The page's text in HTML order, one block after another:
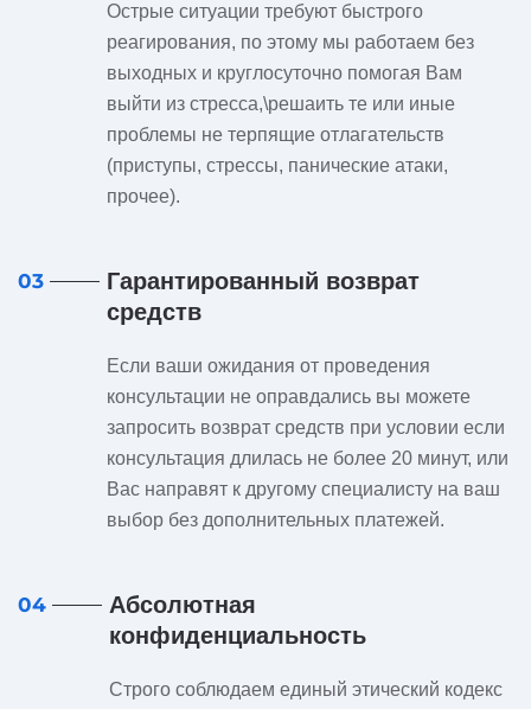
Острые ситуации требуют быстрого
реагирования, по этому мы работаем без
выходных и круглосуточно помогая Вам
выйти из стресса,\решаить те или иные
проблемы не терпящие отлагательств
(приступы, стрессы, панические атаки,
прочее).
03
Гарантированный возврат
средств
Если ваши ожидания от проведения
консультации не оправдались вы можете
запросить возврат средств при условии если
консультация длилась не более 20 минут, или
Вас направят к другому специалисту на ваш
выбор без дополнительных платежей.
04
Абсолютная
конфиденциальность
Строго соблюдаем единый этический кодекс